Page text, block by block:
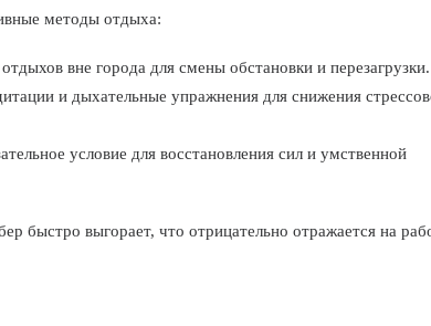
методы отдыха:
вне города для смены обстановки и перезагрузки.
и дыхательные упражнения для снижения
условие для восстановления сил и умственной
быстро выгорает, что отрицательно отражается на